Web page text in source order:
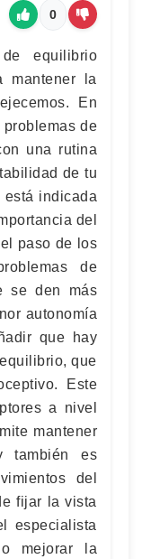
0
equilibrio
mantener la
En
de
una rutina
de tu
está indicada
del
paso de los
de
se den más
autonomía
que hay
que
Este
a nivel
mantener
también es
del
fijar la vista
especialista
mejorar la